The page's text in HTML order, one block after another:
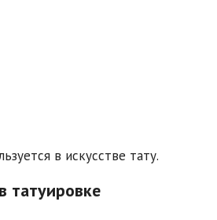
в искусстве тату.
татуировке